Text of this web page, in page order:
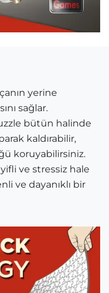
yerine
sağlar.
bütün halinde
kaldırabilir,
koruyabilirsiniz.
ve stressiz hale
ve dayanıklı bir